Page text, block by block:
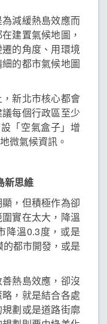
減緩熱島效應而
建置氣候地圖，
的角度、用環境
的都市氣候地圖
新北市核心都會
每個行政區至少
「空氣盒子」增
微氣候資訊。
新思維
，但積極作為卻
實在太大，降溫
降溫0.3度，或是
都市開發，或是
熱島效應，卻沒
，就是結合各處
劃或是道路街廓